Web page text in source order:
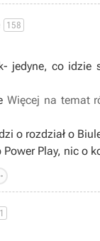
158
jedyne, co
Więcej na temat
o rozdział o
Play, nic o
1